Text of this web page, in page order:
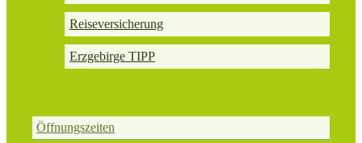
Reiseversicherung
Erzgebirge TIPP
Öffnungszeiten